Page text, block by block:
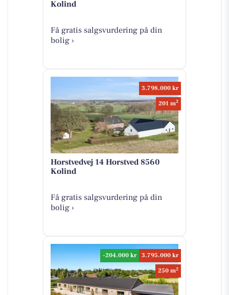
Kolind
Få gratis salgsvurdering på din
bolig ›
3.798.000 kr
201 m2
Horstvedvej 14 Horstved 8560
Kolind
Få gratis salgsvurdering på din
bolig ›
-204.000 kr
3.795.000 kr
250 m2